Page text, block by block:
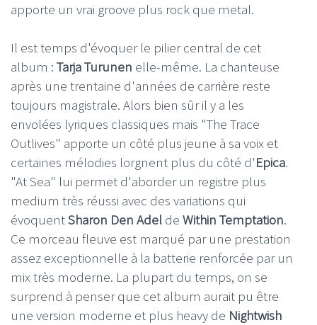
apporte un vrai groove plus rock que metal.
Il est temps d'évoquer le pilier central de cet
album : Tarja Turunen elle-même. La chanteuse
après une trentaine d'années de carrière reste
toujours magistrale. Alors bien sûr il y a les
envolées lyriques classiques mais "The Trace
Outlives" apporte un côté plus jeune à sa voix et
certaines mélodies lorgnent plus du côté d'Epica.
"At Sea" lui permet d'aborder un registre plus
medium très réussi avec des variations qui
évoquentSharon Den Adel de Within Temptation.
Ce morceau fleuve est marqué par une prestation
assez exceptionnelle à la batterie renforcée par un
mix très moderne. La plupart du temps, on se
surprend à penser que cet album aurait pu être
une version moderne et plus heavy de Nightwish